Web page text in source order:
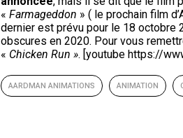
« Farmageddon » ( le prochain film
dernier est prévu pour le 18 octobre
obscures en 2020. Pour vous
« Chicken Run ». [youtube https://
AARDMAN ANIMATIONS ANIMATION